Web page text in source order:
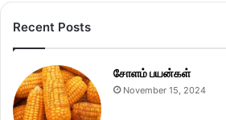
Recent Posts
சோளம் பயன்கள்
November 15, 2024